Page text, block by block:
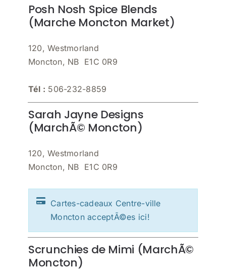
Posh Nosh Spice Blends
(Marche Moncton Market)
120, Westmorland
Moncton, NB E1C 0R9
Tél : 506-232-8859
Sarah Jayne Designs
(MarchÃ© Moncton)
120, Westmorland
Moncton, NB E1C 0R9
Cartes-cadeaux Centre-ville
Moncton acceptÃ©es ici!
Scrunchies de Mimi (MarchÃ©
Moncton)